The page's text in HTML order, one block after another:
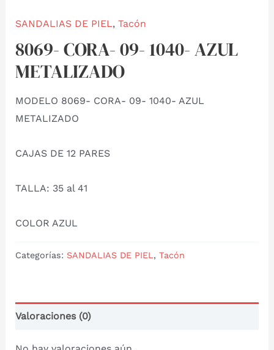
SANDALIAS DE PIEL, Tacón
8069- CORA- 09- 1040- AZUL
METALIZADO
MODELO 8069- CORA- 09- 1040- AZUL
METALIZADO
CAJAS DE 12 PARES
TALLA: 35 al 41
COLOR AZUL
Categorías: SANDALIAS DE PIEL , Tacón
Valoraciones (0)